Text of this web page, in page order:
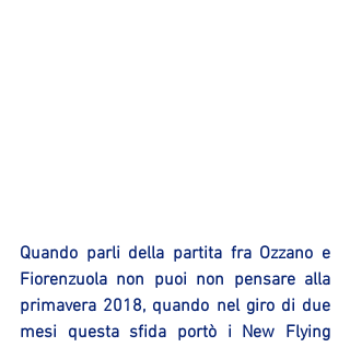
Quando parli della partita fra Ozzano e
Fiorenzuola non puoi non pensare alla
primavera 2018, quando nel giro di due
mesi questa sfida portò i New Flying